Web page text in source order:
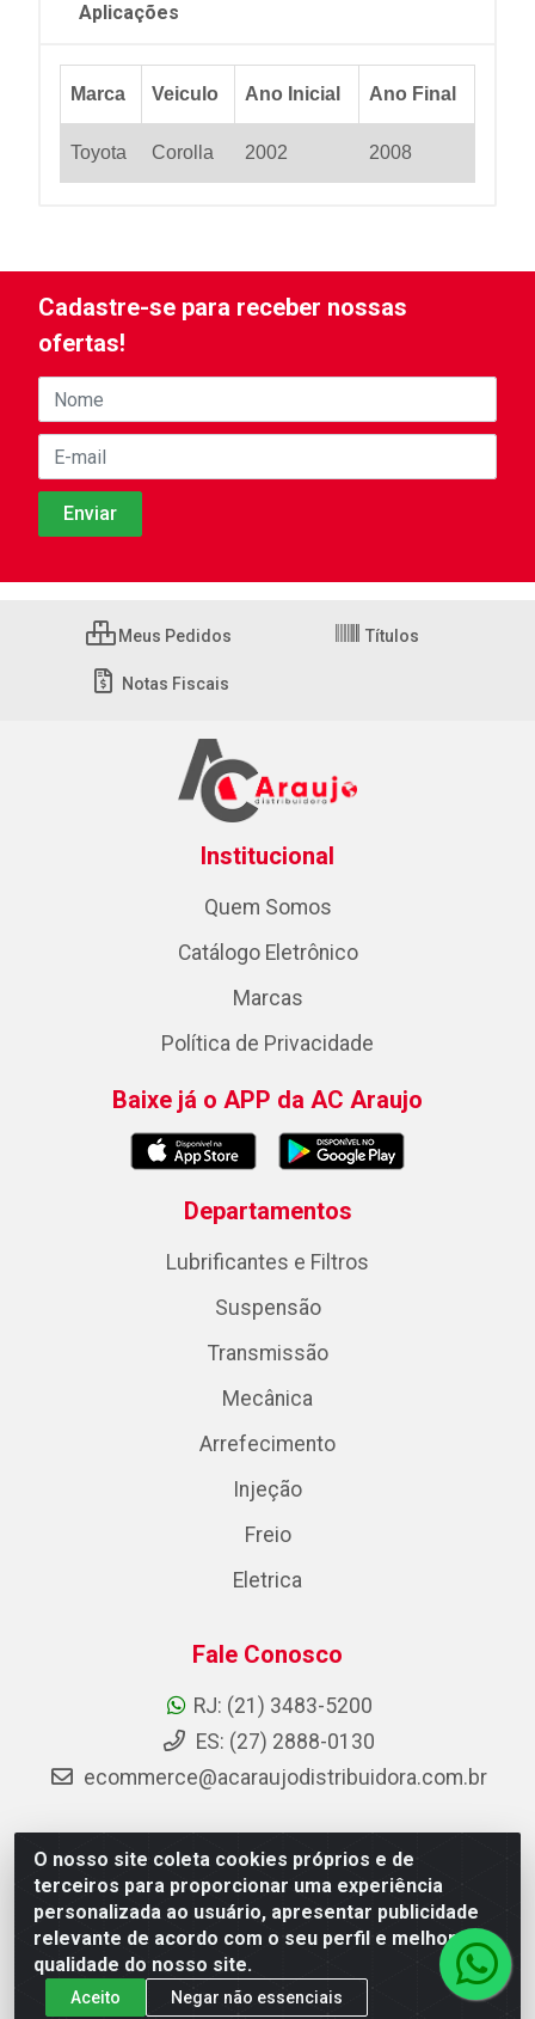
Aplicações
Marca Veiculo Ano Inicial Ano Final
Toyota Corolla 2002 2008
O nosso site coleta cookies próprios e de
terceiros para proporcionar uma experiência
personalizada ao usuário, apresentar publicidade
relevante de acordo com o seu perfil e melhorar a
qualidade do nosso site.
Aceito Negar não essenciais
Cadastre-se para receber nossas
ofertas!
Meus Pedidos Títulos
Notas Fiscais
Institucional
Quem Somos
Catálogo Eletrônico
Marcas
Política de Privacidade
Baixe já o APP da AC Araujo
Departamentos
Lubrificantes e Filtros
Suspensão
Transmissão
Mecânica
Arrefecimento
Injeção
Freio
Eletrica
Fale Conosco
RJ: (21) 3483-5200
ES: (27) 2888-0130
ecommerce@acaraujodistribuidora.com.br
AC Araujo Distribuidora - Rua Carneiro de Campos, 42 -
São Cristóvão, Rio de Janeiro/RJ - CEP 20.920-410 -
CNPJ 08.744.753/0003-85